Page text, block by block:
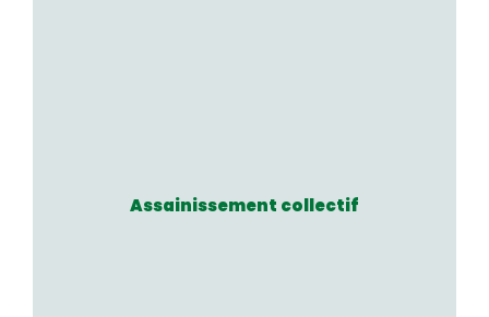
Assainissement collectif